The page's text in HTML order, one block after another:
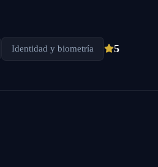
Identidad y biometría 5